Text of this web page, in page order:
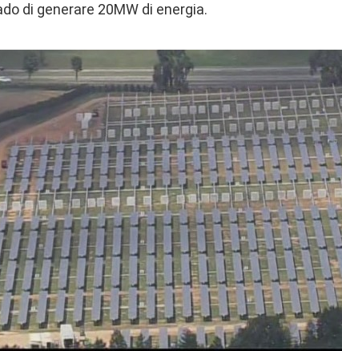
di generare 20MW di energia.